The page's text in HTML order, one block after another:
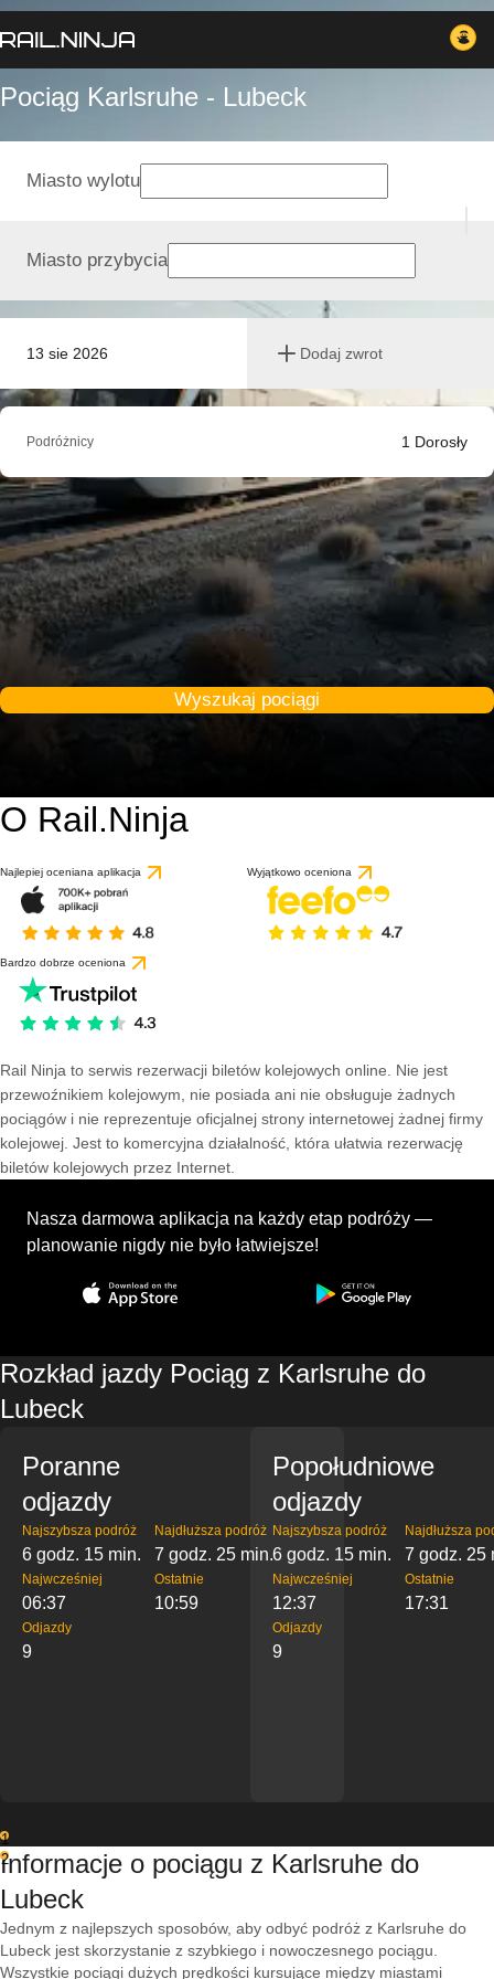
Pociąg Karlsruhe - Lubeck
13 sie 2026 Dodaj zwrot
Miasto wylotu
Miasto przybycia
Podróżnicy 1 Dorosły
Wyszukaj pociągi
O Rail.Ninja
Najlepiej oceniana aplikacja Wyjątkowo oceniona
Bardzo dobrze oceniona
Rail Ninja to serwis rezerwacji biletów kolejowych online. Nie jest
przewoźnikiem kolejowym, nie posiada ani nie obsługuje żadnych
pociągów i nie reprezentuje oficjalnej strony internetowej żadnej firmy
kolejowej. Jest to komercyjna działalność, która ułatwia rezerwację
biletów kolejowych przez Internet.
Nasza darmowa aplikacja na każdy etap podróży —
planowanie nigdy nie było łatwiejsze!
Rozkład jazdy Pociąg z Karlsruhe do
Lubeck
Poranne
odjazdy
Najszybsza podróż
6 godz. 15 min.
Najdłuższa podróż
7 godz. 25 min.
Najwcześniej
06:37
Ostatnie
10:59
Odjazdy
9
Popołudniowe
odjazdy
Najszybsza podróż
6 godz. 15 min.
Najdłuższa
7 godz. 25
Najwcześniej
12:37
Ostatnie
17:31
Odjazdy
9
1
2
Informacje o pociągu z Karlsruhe do
Lubeck
Jednym z najlepszych sposobów, aby odbyć podróż z Karlsruhe do
Lubeck jest skorzystanie z szybkiego i nowoczesnego pociągu.
Wszystkie pociągi dużych prędkości kursujące między miastami